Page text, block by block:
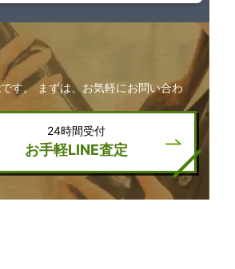
す。 まずは、お気軽にお問い合わ
24時間受付
お手軽LINE査定